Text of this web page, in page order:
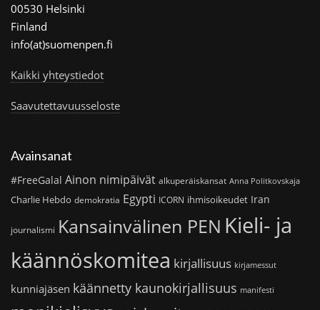
00530 Helsinki
Finland
info(at)suomenpen.fi
Kaikki yhteystiedot
Saavutettavuusseloste
Avainsanat
#FreeGalal Ainon nimipäivät alkuperäiskansat Anna Politkovskaja
Charlie Hebdo demokratia Egypti ICORN ihmisoikeudet Iran
journalismi Kansainvälinen PEN Kieli- ja
käännöskomitea kirjallisuus kirjamessut
kunniajäsen käännetty kaunokirjallisuus manifesti